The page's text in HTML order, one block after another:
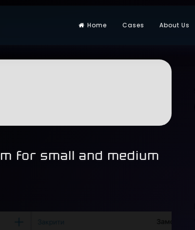
Home Cases About Us
for small and medium